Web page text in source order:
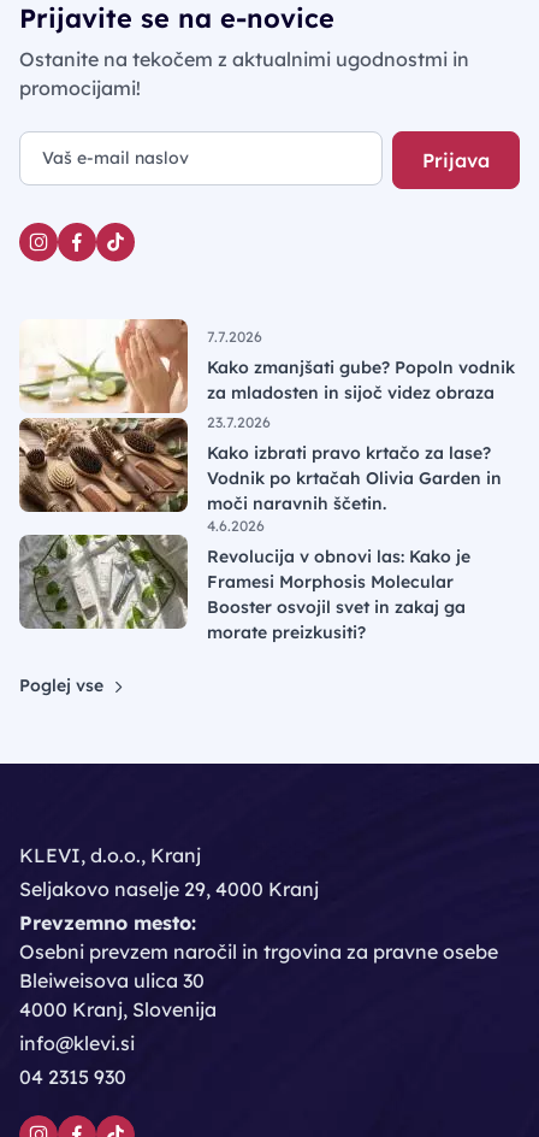
Prijavite se na e-novice
Ostanite na tekočem z aktualnimi ugodnostmi in
promocijami!
Prijava
7.7.2026
Kako zmanjšati gube? Popoln vodnik
za mladosten in sijoč videz obraza
23.7.2026
Kako izbrati pravo krtačo za lase?
Vodnik po krtačah Olivia Garden in
moči naravnih ščetin.
4.6.2026
Revolucija v obnovi las: Kako je
Framesi Morphosis Molecular
Booster osvojil svet in zakaj ga
morate preizkusiti?
Poglej vse
KLEVI, d.o.o., Kranj
Seljakovo naselje 29, 4000 Kranj
Prevzemno mesto:
Osebni prevzem naročil in trgovina za pravne osebe
Bleiweisova ulica 30
4000 Kranj, Slovenija
info@klevi.si
04 2315 930